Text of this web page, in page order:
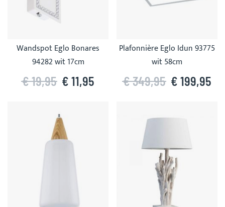
Wandspot Eglo Bonares
94282 wit 17cm
€ 11,95
€ 19,95
Plafonnière Eglo Idun 93775
wit 58cm
€ 199,95
€ 349,95